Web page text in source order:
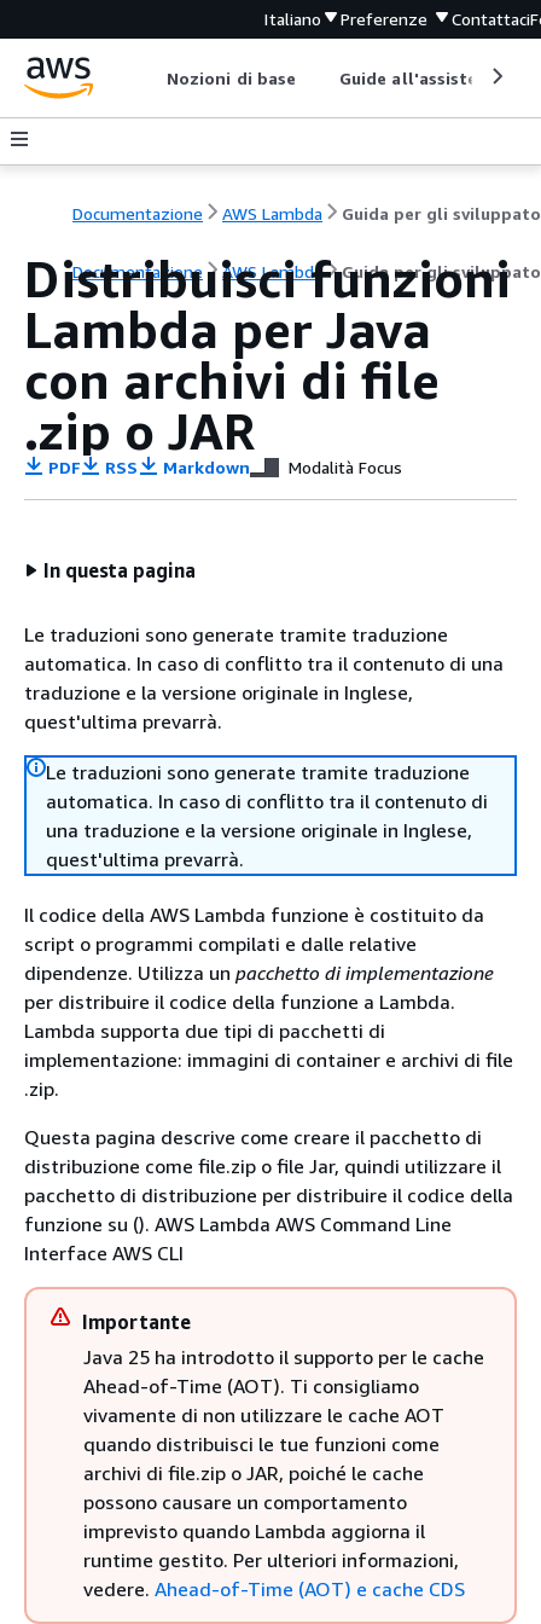
Italiano Preferenze Contattaci
Nozioni di base Guide all'assistenza
Documentazione AWS Lambda Guida per gli
Documentazione AWS Lambda Guida per gli
Distribuisci funzioni
Lambda per Java
con archivi di file
.zip o JAR
PDF RSS Markdown Modalità Focus
In questa pagina
Le traduzioni sono generate tramite traduzione
automatica. In caso di conflitto tra il contenuto di una
traduzione e la versione originale in Inglese,
quest'ultima prevarrà.
Le traduzioni sono generate tramite traduzione
automatica. In caso di conflitto tra il contenuto di
una traduzione e la versione originale in Inglese,
quest'ultima prevarrà.
Il codice della AWS Lambda funzione è costituito da
script o programmi compilati e dalle relative
dipendenze. Utilizza un pacchetto di implementazione
per distribuire il codice della funzione a Lambda.
Lambda supporta due tipi di pacchetti di
implementazione: immagini di container e archivi di file
.zip.
Questa pagina descrive come creare il pacchetto di
distribuzione come file.zip o file Jar, quindi utilizzare il
pacchetto di distribuzione per distribuire il codice della
funzione su (). AWS Lambda AWS Command Line
Interface AWS CLI
Importante
Java 25 ha introdotto il supporto per le cache
Ahead-of-Time (AOT). Ti consigliamo
vivamente di non utilizzare le cache AOT
quando distribuisci le tue funzioni come
archivi di file.zip o JAR, poiché le cache
possono causare un comportamento
imprevisto quando Lambda aggiorna il
runtime gestito. Per ulteriori informazioni,
vedere. Ahead-of-Time (AOT) e cache CDS